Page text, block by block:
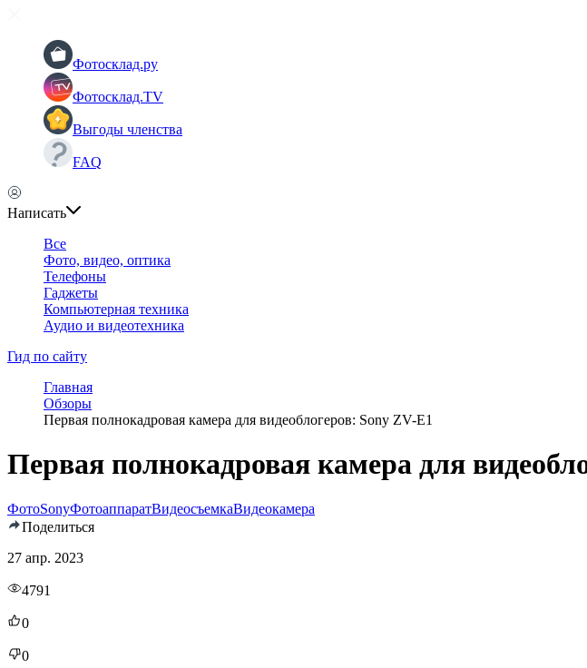
Фотосклад.ру
Фотосклад.TV
Выгоды членства
FAQ
Написать
Все
Фото, видео, оптика
Телефоны
Гаджеты
Компьютерная техника
Аудио и видеотехника
Гид по сайту
Главная
Обзоры
Первая полнокадровая камера для видеоблогеров: Sony ZV-E1
Первая полнокадровая камера для
ФотоSonyФотоаппаратВидеосъемкаВидеокамера
Поделиться
27 апр. 2023
4791
0
0